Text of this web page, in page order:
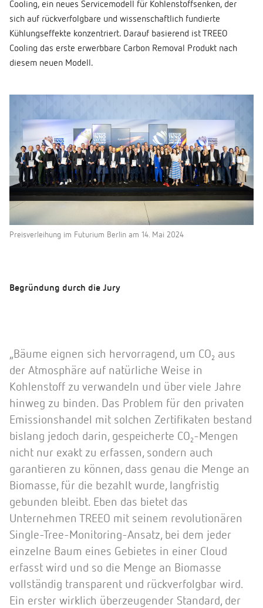
Cooling, ein neues Servicemodell für Kohlenstoffsenken, der
sich auf rückverfolgbare und wissenschaftlich fundierte
Kühlungseffekte konzentriert. Darauf basierend ist TREEO
Cooling das erste erwerbbare Carbon Removal Produkt nach
diesem neuen Modell.
Preisverleihung im Futurium Berlin am 14. Mai 2024
Begründung durch die Jury
„Bäume eignen sich hervorragend, um CO₂ aus
der Atmosphäre auf natürliche Weise in
Kohlenstoff zu verwandeln und über viele Jahre
hinweg zu binden. Das Problem für den privaten
Emissionshandel mit solchen Zertifikaten bestand
bislang jedoch darin, gespeicherte CO₂-Mengen
nicht nur exakt zu erfassen, sondern auch
garantieren zu können, dass genau die Menge an
Biomasse, für die bezahlt wurde, langfristig
gebunden bleibt. Eben das bietet das
Unternehmen TREEO mit seinem revolutionären
Single-Tree-Monitoring-Ansatz, bei dem jeder
einzelne Baum eines Gebietes in einer Cloud
erfasst wird und so die Menge an Biomasse
vollständig transparent und rückverfolgbar wird.
Ein erster wirklich überzeugender Standard, der